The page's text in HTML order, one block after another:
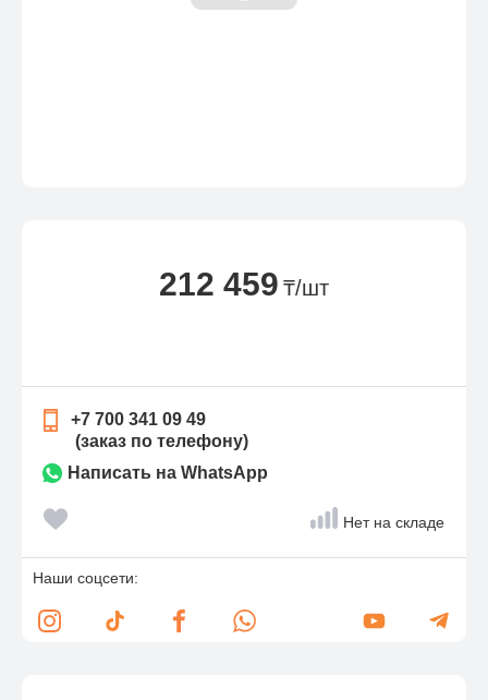
212 459 ₸/шт
+7 700 341 09 49
(заказ по телефону)
Написать на WhatsApp
Нет на складе
Наши соцсети: